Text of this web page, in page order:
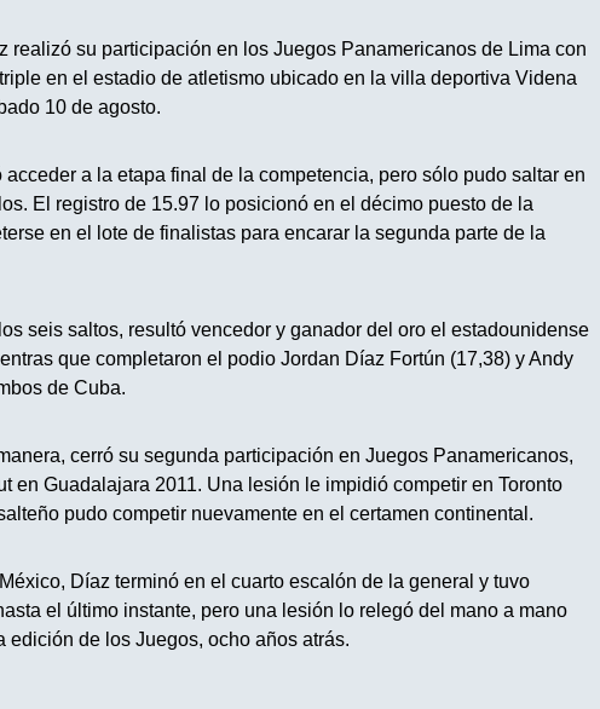
realizó su participación en los Juegos Panamericanos de Lima con
en el estadio de atletismo ubicado en la villa deportiva Videna
10 de agosto.
acceder a la etapa final de la competencia, pero sólo pudo saltar en
El registro de 15.97 lo posicionó en el décimo puesto de la
en el lote de finalistas para encarar la segunda parte de la
seis saltos, resultó vencedor y ganador del oro el estadounidense
que completaron el podio Jordan Díaz Fortún (17,38) y Andy
de Cuba.
cerró su segunda participación en Juegos Panamericanos,
en Guadalajara 2011. Una lesión le impidió competir en Toronto
pudo competir nuevamente en el certamen continental.
Díaz terminó en el cuarto escalón de la general y tuvo
el último instante, pero una lesión lo relegó del mano a mano
edición de los Juegos, ocho años atrás.